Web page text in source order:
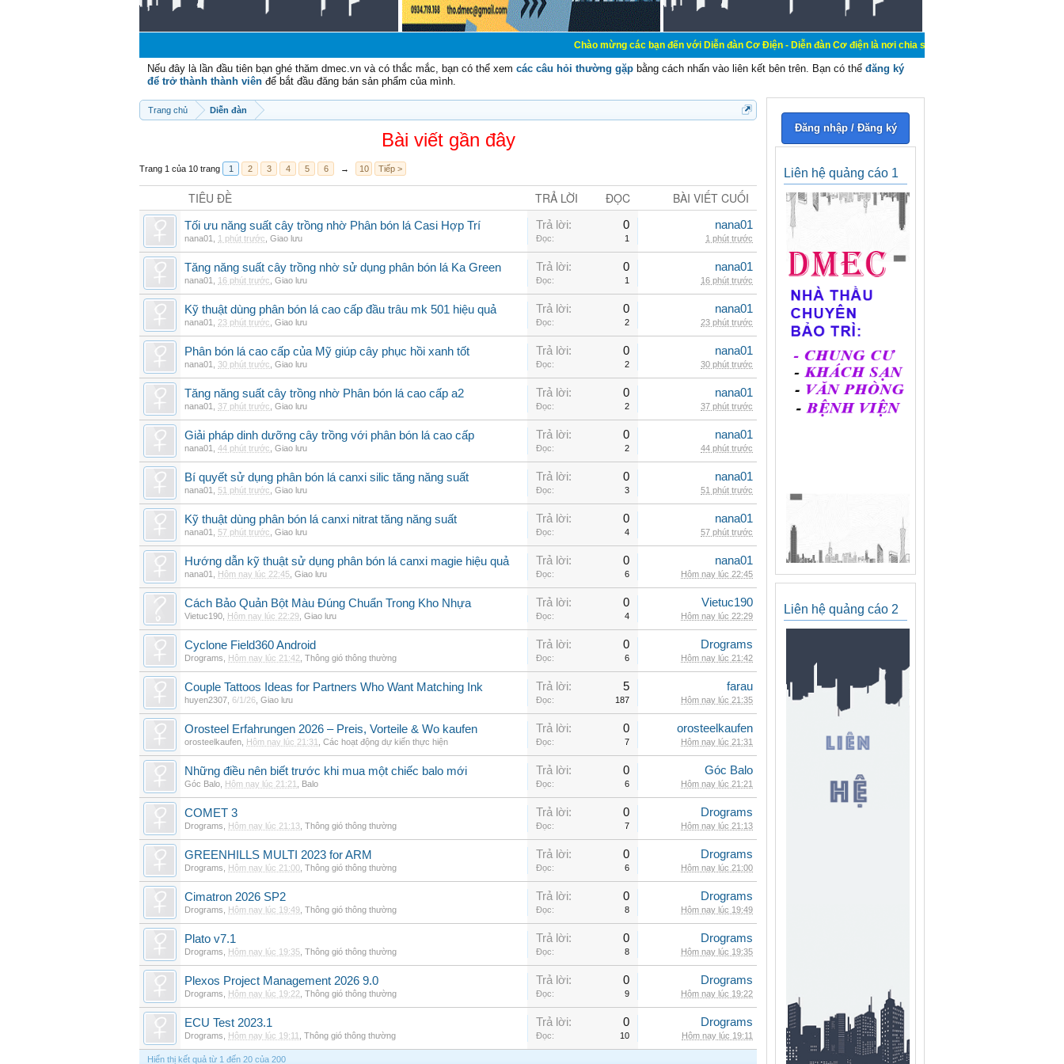
Chào mừng các bạn đến với Diễn đàn Cơ Điện - Diễn đàn Cơ điện là nơi chia sẽ kiến thức kinh nghiệm trong lãnh vực
Nếu đây là lần đầu tiên bạn ghé thăm dmec.vn và có thắc mắc, bạn có thể xem các câu hỏi thường gặp bằng cách nhấn vào liên kết bên trên. Bạn có thể đăng ký
để trở thành thành viên để bắt đầu đăng bán sản phẩm của mình.
Trang chủ Diễn đàn
Bài viết gần đây
Trang 1 của 10 trang 1 2 3 4 5 6 → 10 Tiếp >
TIÊU ĐỀ TRẢ LỜI ĐỌC BÀI VIẾT CUỐI
Tối ưu năng suất cây trồng nhờ Phân bón lá Casi Hợp Trí
nana01 1 phút trước Giao lưu
Trả lời: 0
Đọc: 1
nana01
1 phút trước
Tăng năng suất cây trồng nhờ sử dụng phân bón lá Ka Green
nana01 16 phút trước Giao lưu
Trả lời: 0
Đọc: 1
nana01
16 phút trước
Kỹ thuật dùng phân bón lá cao cấp đầu trâu mk 501 hiệu quả
nana01 23 phút trước Giao lưu
Trả lời: 0
Đọc: 2
nana01
23 phút trước
Phân bón lá cao cấp của Mỹ giúp cây phục hồi xanh tốt
nana01 30 phút trước Giao lưu
Trả lời: 0
Đọc: 2
nana01
30 phút trước
Tăng năng suất cây trồng nhờ Phân bón lá cao cấp a2
nana01 37 phút trước Giao lưu
Trả lời: 0
Đọc: 2
nana01
37 phút trước
Giải pháp dinh dưỡng cây trồng với phân bón lá cao cấp
nana01 44 phút trước Giao lưu
Trả lời: 0
Đọc: 2
nana01
44 phút trước
Bí quyết sử dụng phân bón lá canxi silic tăng năng suất
nana01 51 phút trước Giao lưu
Trả lời: 0
Đọc: 3
nana01
51 phút trước
Kỹ thuật dùng phân bón lá canxi nitrat tăng năng suất
nana01 57 phút trước Giao lưu
Trả lời: 0
Đọc: 4
nana01
57 phút trước
Hướng dẫn kỹ thuật sử dụng phân bón lá canxi magie hiệu quả
nana01 Hôm nay lúc 22:45 Giao lưu
Trả lời: 0
Đọc: 6
nana01
Hôm nay lúc 22:45
Cách Bảo Quản Bột Màu Đúng Chuẩn Trong Kho Nhựa
Vietuc190 Hôm nay lúc 22:29 Giao lưu
Trả lời: 0
Đọc: 4
Vietuc190
Hôm nay lúc 22:29
Cyclone Field360 Android
Drograms Hôm nay lúc 21:42 Thông gió thông thường
Trả lời: 0
Đọc: 6
Drograms
Hôm nay lúc 21:42
Couple Tattoos Ideas for Partners Who Want Matching Ink
huyen2307 6/1/26 Giao lưu
Trả lời: 5
Đọc: 187
farau
Hôm nay lúc 21:35
Orosteel Erfahrungen 2026 – Preis, Vorteile & Wo kaufen
orosteelkaufen Hôm nay lúc 21:31 Các hoạt động dự kiến thực hiện
Trả lời: 0
Đọc: 7
orosteelkaufen
Hôm nay lúc 21:31
Những điều nên biết trước khi mua một chiếc balo mới
Góc Balo Hôm nay lúc 21:21 Balo
Trả lời: 0
Đọc: 6
Góc Balo
Hôm nay lúc 21:21
COMET 3
Drograms Hôm nay lúc 21:13 Thông gió thông thường
Trả lời: 0
Đọc: 7
Drograms
Hôm nay lúc 21:13
GREENHILLS MULTI 2023 for ARM
Drograms Hôm nay lúc 21:00 Thông gió thông thường
Trả lời: 0
Đọc: 6
Drograms
Hôm nay lúc 21:00
Cimatron 2026 SP2
Drograms Hôm nay lúc 19:49 Thông gió thông thường
Trả lời: 0
Đọc: 8
Drograms
Hôm nay lúc 19:49
Plato v7.1
Drograms Hôm nay lúc 19:35 Thông gió thông thường
Trả lời: 0
Đọc: 8
Drograms
Hôm nay lúc 19:35
Plexos Project Management 2026 9.0
Drograms Hôm nay lúc 19:22 Thông gió thông thường
Trả lời: 0
Đọc: 9
Drograms
Hôm nay lúc 19:22
ECU Test 2023.1
Drograms Hôm nay lúc 19:11 Thông gió thông thường
Trả lời: 0
Đọc: 10
Drograms
Hôm nay lúc 19:11
Hiển thị kết quả từ 1 đến 20 của 200
Đăng nhập / Đăng ký
Liên hệ quảng cáo 1
Liên hệ quảng cáo 2